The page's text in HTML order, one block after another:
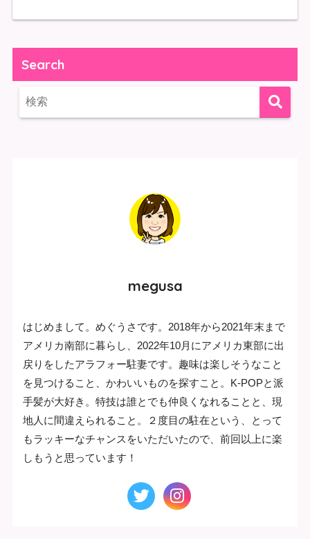
Search
megusa
はじめまして。めぐうさです。2018年から2021年末まで
アメリカ南部に暮らし、2022年10月にアメリカ東部に出
戻りをしたアラフォー駐妻です。趣味は楽しそうなこと
を見つけること、かわいいものを探すこと。K-POPと派
手髪が大好き。特技は誰とでも仲良くなれることと、現
地人に間違えられること。２度目の駐在という、とって
もラッキーなチャンスをいただいたので、前回以上に楽
しもうと思っています！